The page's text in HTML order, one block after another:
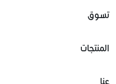
تسوق
المنتجات
عنا